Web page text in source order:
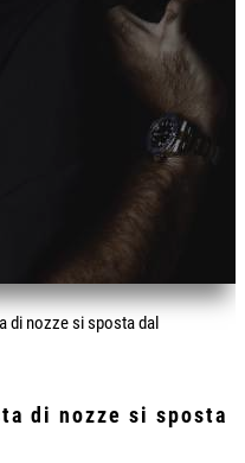
di nozze si sposta dal
di nozze si sposta